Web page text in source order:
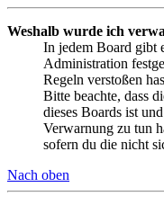
Weshalb wurde ich
In jedem Board gibt
Administration
Regeln verstoßen
Bitte beachte, dass
dieses Boards ist
Verwarnung zu tun
sofern du die nicht
Nach oben